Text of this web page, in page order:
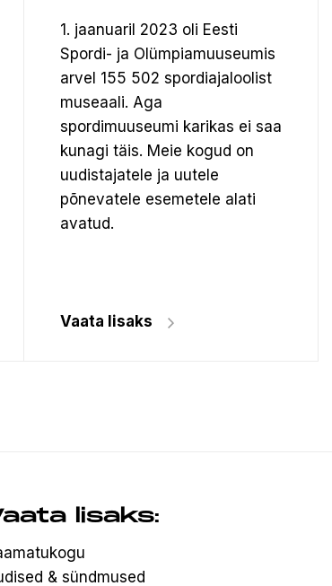
1. jaanuaril 2023 oli Eesti
Spordi- ja Olümpiamuuseumis
arvel 155 502 spordiajaloolist
museaali. Aga
spordimuuseumi karikas ei saa
kunagi täis. Meie kogud on
uudistajatele ja uutele
põnevatele esemetele alati
avatud.
Vaata lisaks
lisaks:
& sündmused